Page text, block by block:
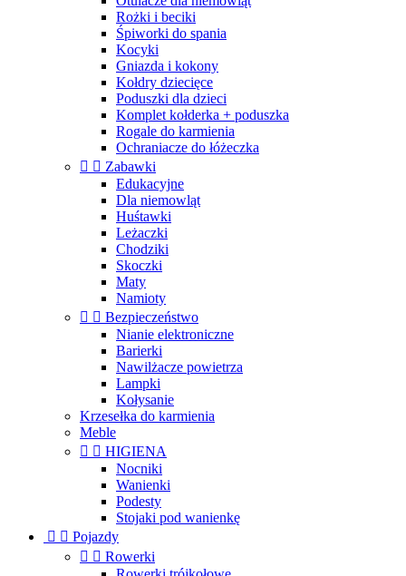
Rożki i beciki
Śpiworki do spania
Kocyki
Gniazda i kokony
Kołdry dziecięce
Poduszki dla dzieci
Komplet kołderka + poduszka
Rogale do karmienia
Ochraniacze do łóżeczka
  Zabawki
Edukacyjne
Dla niemowląt
Huśtawki
Leżaczki
Chodziki
Skoczki
Maty
Namioty
  Bezpieczeństwo
Nianie elektroniczne
Barierki
Nawilżacze powietrza
Lampki
Kołysanie
Krzesełka do karmienia
Meble
  HIGIENA
Nocniki
Wanienki
Podesty
Stojaki pod wanienkę
  Pojazdy
  Rowerki